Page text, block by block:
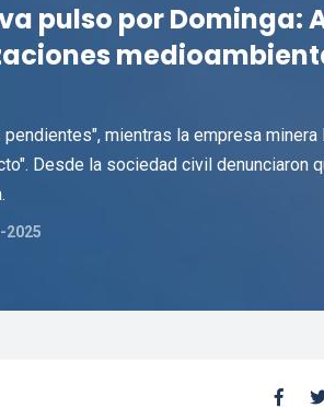
pulso por Dominga:
pendientes", mientras la empresa
Desde la sociedad civil denunciaron
2025